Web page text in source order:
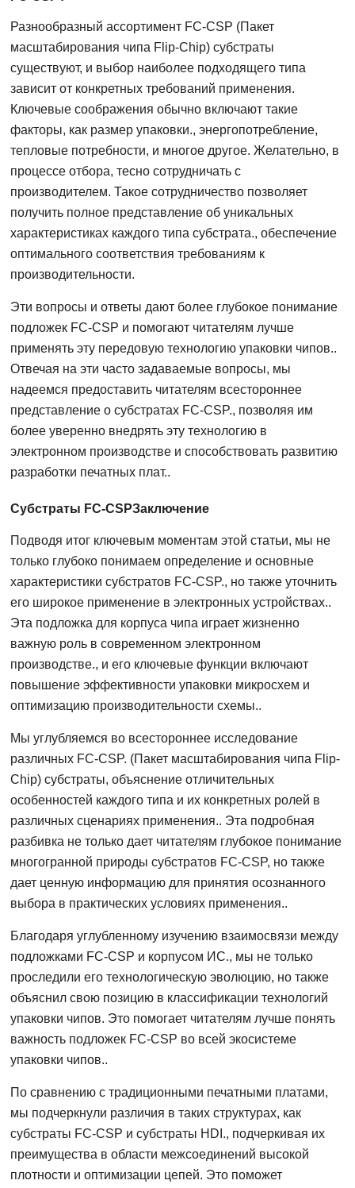
Разнообразный ассортимент FC-CSP (Пакет
масштабирования чипа Flip-Chip) субстраты
существуют, и выбор наиболее подходящего типа
зависит от конкретных требований применения.
Ключевые соображения обычно включают такие
факторы, как размер упаковки., энергопотребление,
тепловые потребности, и многое другое. Желательно, в
процессе отбора, тесно сотрудничать с
производителем. Такое сотрудничество позволяет
получить полное представление об уникальных
характеристиках каждого типа субстрата., обеспечение
оптимального соответствия требованиям к
производительности.
Эти вопросы и ответы дают более глубокое понимание
подложек FC-CSP и помогают читателям лучше
применять эту передовую технологию упаковки чипов..
Отвечая на эти часто задаваемые вопросы, мы
надеемся предоставить читателям всестороннее
представление о субстратах FC-CSP., позволяя им
более уверенно внедрять эту технологию в
электронном производстве и способствовать развитию
разработки печатных плат..
Субстраты FC-CSPЗаключение
Подводя итог ключевым моментам этой статьи, мы не
только глубоко понимаем определение и основные
характеристики субстратов FC-CSP., но также уточнить
его широкое применение в электронных устройствах..
Эта подложка для корпуса чипа играет жизненно
важную роль в современном электронном
производстве., и его ключевые функции включают
повышение эффективности упаковки микросхем и
оптимизацию производительности схемы..
Мы углубляемся во всестороннее исследование
различных FC-CSP. (Пакет масштабирования чипа Flip-
Chip) субстраты, объяснение отличительных
особенностей каждого типа и их конкретных ролей в
различных сценариях применения.. Эта подробная
разбивка не только дает читателям глубокое понимание
многогранной природы субстратов FC-CSP, но также
дает ценную информацию для принятия осознанного
выбора в практических условиях применения..
Благодаря углубленному изучению взаимосвязи между
подложками FC-CSP и корпусом ИС., мы не только
проследили его технологическую эволюцию, но также
объяснил свою позицию в классификации технологий
упаковки чипов. Это помогает читателям лучше понять
важность подложек FC-CSP во всей экосистеме
упаковки чипов..
По сравнению с традиционными печатными платами,
мы подчеркнули различия в таких структурах, как
субстраты FC-CSP и субстраты HDI., подчеркивая их
преимущества в области межсоединений высокой
плотности и оптимизации цепей. Это поможет